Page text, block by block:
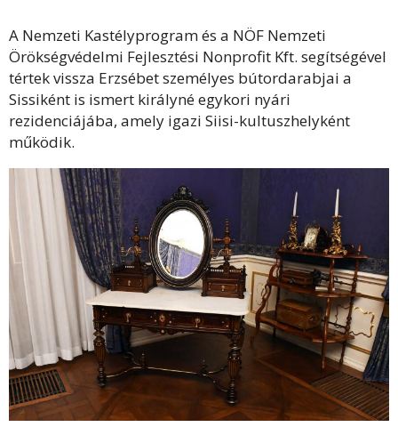
A Nemzeti Kastélyprogram és a NÖF Nemzeti
Örökségvédelmi Fejlesztési Nonprofit Kft. segítségével
tértek vissza Erzsébet személyes bútordarabjai a
Sissiként is ismert királyné egykori nyári
rezidenciájába, amely igazi Siisi-kultuszhelyként
működik.